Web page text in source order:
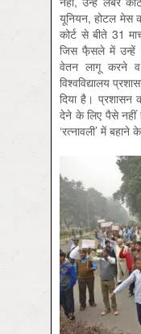
यूनियन, होटल मेस
कोर्ट से बीते 31
जिस फै़सले में उन्हें
वेतन लागू करने
विश्वविद्यालय
दिया है। प्रशासन
देने के लिए पैसे नहीं
‘रत्नावली’ में